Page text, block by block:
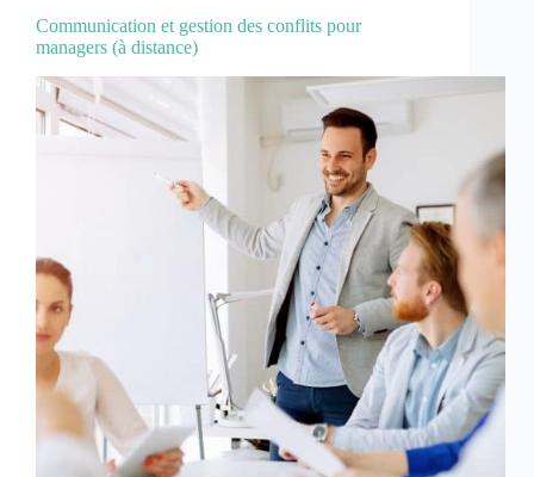
Communication et gestion des conflits pour
managers (à distance)